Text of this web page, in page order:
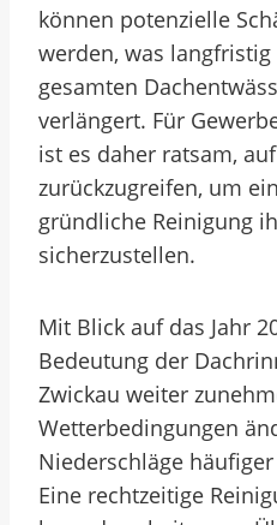
können potenzielle
werden, was
gesamten
verlängert. Für
ist es daher ratsam,
zurückzugreifen, um
gründliche Reinigung
sicherzustellen.
Mit Blick auf das Jahr
Bedeutung der
Zwickau weiter
Wetterbedingungen
Niederschläge
Eine rechtzeitige